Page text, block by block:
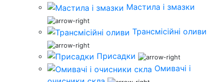
Мастила і змазки
Трансмісійні оливи
Присадки
Омивачі і